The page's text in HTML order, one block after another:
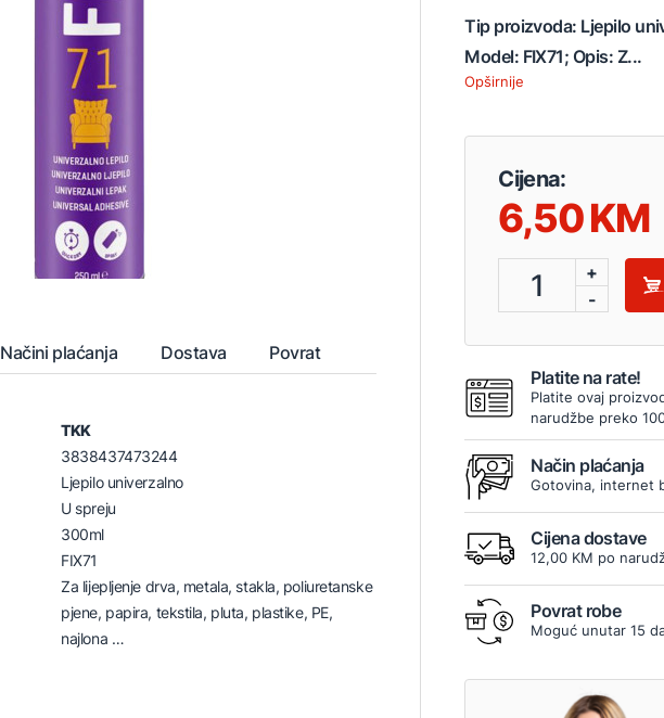
Načini plaćanja Dostava Povrat
TKK
3838437473244
Ljepilo univerzalno
U spreju
300ml
FIX71
Za lijepljenje drva, metala, stakla, poliuretanske
pjene, papira, tekstila, pluta, plastike, PE,
najlona …
Tip proizvoda: Ljepilo
Model: FIX71; Opis: Z...
Opširnije
Cijena:
6,50
1
+
-
Platite na rate!
Platite ovaj
narudžbe preko
Način plaćanja
Gotovina, internet
Cijena dostave
12,00 KM po
Povrat robe
Moguć unutar 15